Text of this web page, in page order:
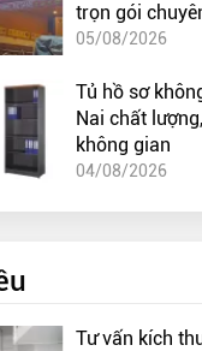
trọn gói
05/08/2026
Tủ hồ sơ
Nai chất
không gian
04/08/2026
Tư vấn kích